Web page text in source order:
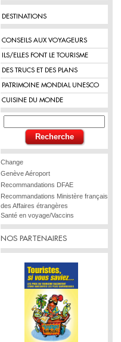
DESTINATIONS
CONSEILS AUX VOYAGEURS
ILS/ELLES FONT LE TOURISME
DES TRUCS ET DES PLANS
PATRIMOINE MONDIAL UNESCO
CUISINE DU MONDE
Change
Genève Aéroport
Recommandations DFAE
Recommandations Ministère français
des Affaires étrangères
Santé en voyage/Vaccins
NOS PARTENAIRES